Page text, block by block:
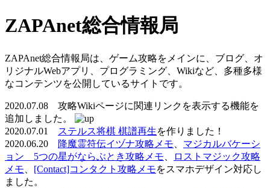
ZAPAnet総合情報局
ZAPAnet総合情報局は、ゲーム攻略をメインに、ブログ、オ
リジナルWebアプリ、プログラミング、Wikiなど、多種多様
なコンテンツを公開しているサイトです。
2020.07.08 攻略Wikiページに関連リンクを表示する機能を
追加しました。
2020.07.01
ステルス将棋 棋譜再生を作りました！
2020.06.20
降魔霊符伝イヅナ攻略メモ
マジカルバケーシ
ョン 5つの星がならぶとき攻略メモ
ロストマジック攻略
メモ
[Contact]コンタクト攻略メモをスマホデザイン対応し
ました。